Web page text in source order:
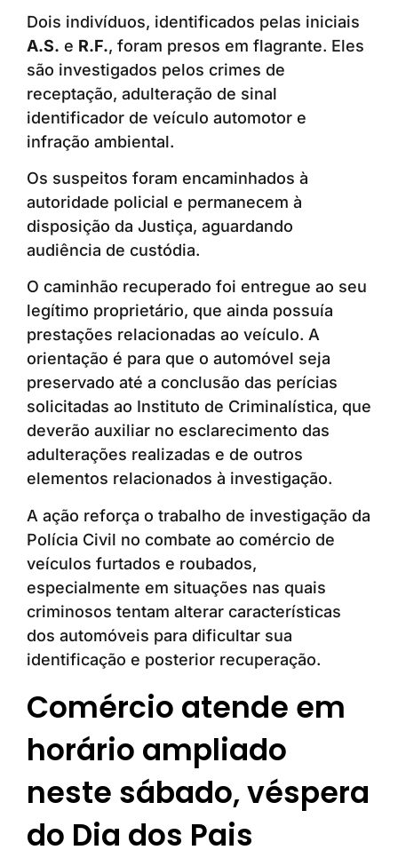
Dois indivíduos, identificados pelas iniciais
A.S. e R.F., foram presos em flagrante. Eles
são investigados pelos crimes de
receptação, adulteração de sinal
identificador de veículo automotor e
infração ambiental.
Os suspeitos foram encaminhados à
autoridade policial e permanecem à
disposição da Justiça, aguardando
audiência de custódia.
O caminhão recuperado foi entregue ao seu
legítimo proprietário, que ainda possuía
prestações relacionadas ao veículo. A
orientação é para que o automóvel seja
preservado até a conclusão das perícias
solicitadas ao Instituto de Criminalística, que
deverão auxiliar no esclarecimento das
adulterações realizadas e de outros
elementos relacionados à investigação.
A ação reforça o trabalho de investigação da
Polícia Civil no combate ao comércio de
veículos furtados e roubados,
especialmente em situações nas quais
criminosos tentam alterar características
dos automóveis para dificultar sua
identificação e posterior recuperação.
Comércio atende em
horário ampliado
neste sábado, véspera
do Dia dos Pais